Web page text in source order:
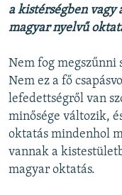
a kistérségben vagy
magyar nyelvű
Nem fog megszűnni
Nem ez a fő
lefedettségről van
minősége változik,
oktatás mindenhol
vannak a
magyar oktatás.